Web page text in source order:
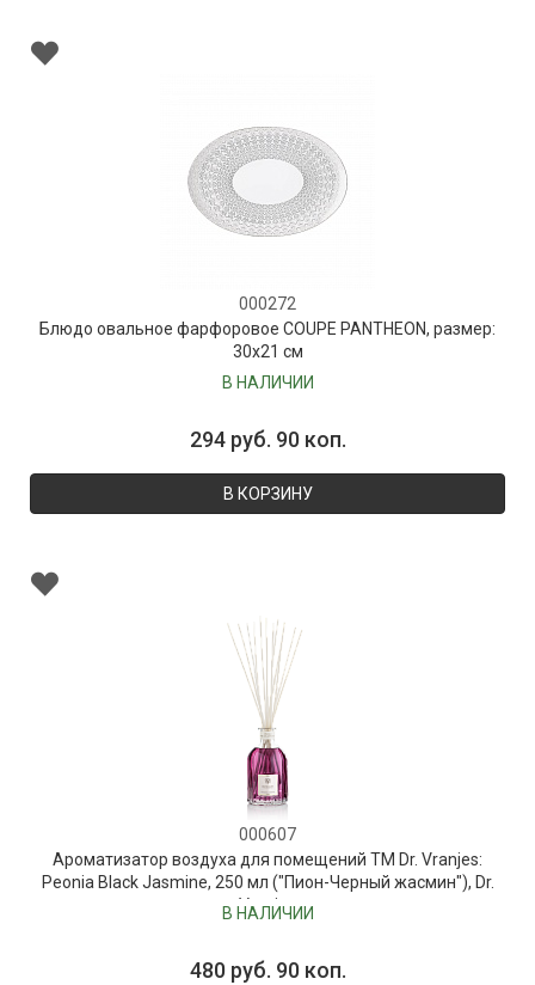
000272
Блюдо овальное фарфоровое COUPE PANTHEON, размер:
30х21 см
В НАЛИЧИИ
294 руб. 90 коп.
В КОРЗИНУ
000607
Ароматизатор воздуха для помещений ТМ Dr. Vranjes:
Peonia Black Jasmine, 250 мл ("Пион-Черный жасмин"), Dr.
Vranjes
В НАЛИЧИИ
480 руб. 90 коп.